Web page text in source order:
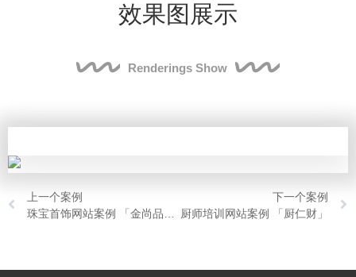
效果图展示
Renderings Show
上一个案例
下一个案例
厨师培训网站案例 「厨仁财」